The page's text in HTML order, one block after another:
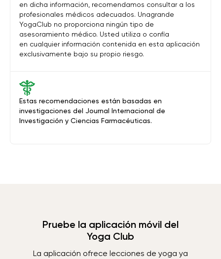
Estas recomendaciones están basadas en
investigaciones del Journal Internacional de
Investigación y Ciencias Farmacéuticas.
en dicha información, recomendamos consultar a los
profesionales médicos adecuados. Unagrande
YogaClub no proporciona ningún tipo de
asesoramiento médico. Usted utiliza o confía
en cualquier información contenida en esta aplicación
exclusivamente bajo su propio riesgo.
Pruebe la aplicación móvil del
Yoga Club
La aplicación ofrece lecciones de yoga ya